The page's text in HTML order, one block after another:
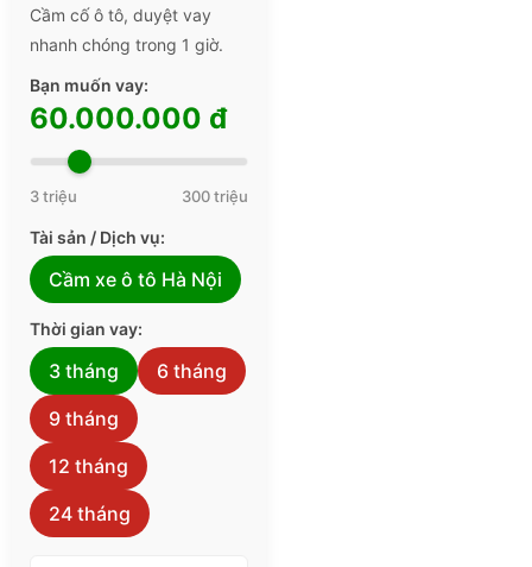
Cầm cố ô tô, duyệt vay
nhanh chóng trong 1 giờ.
Bạn muốn vay:
60.000.000 đ
3 triệu 300 triệu
Tài sản / Dịch vụ:
Cầm xe ô tô Hà Nội
Thời gian vay:
3 tháng
6 tháng
9 tháng
12 tháng
24 tháng